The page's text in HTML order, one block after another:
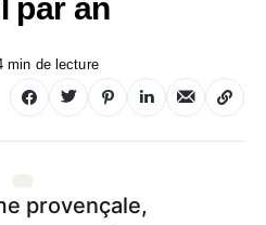
par an
min de lecture
provençale,